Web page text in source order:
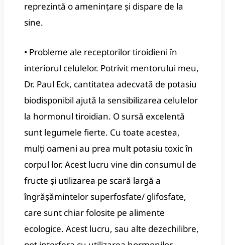
reprezintă o amenințare și dispare de la
sine.
• Probleme ale receptorilor tiroidieni în
interiorul celulelor. Potrivit mentorului meu,
Dr. Paul Eck, cantitatea adecvată de potasiu
biodisponibil ajută la sensibilizarea celulelor
la hormonul tiroidian. O sursă excelentă
sunt legumele fierte. Cu toate acestea,
mulți oameni au prea mult potasiu toxic în
corpul lor. Acest lucru vine din consumul de
fructe și utilizarea pe scară largă a
îngrășămintelor superfosfate/ glifosfate,
care sunt chiar folosite pe alimente
ecologice. Acest lucru, sau alte dezechilibre,